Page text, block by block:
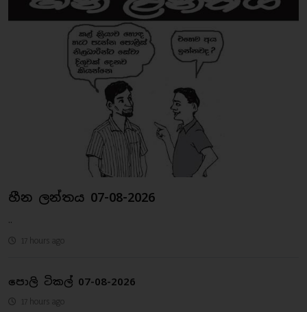
හීන ලන්තය 07-08-2026
..
17 hours ago
පොලි ටිකල් 07-08-2026
17 hours ago